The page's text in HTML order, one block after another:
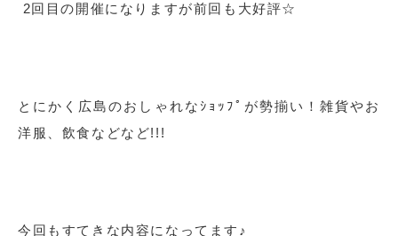
2回目の開催になりますが前回も大好評☆
とにかく広島のおしゃれなｼｮｯﾌﾟが勢揃い！雑貨やお
洋服、飲食などなど!!!
今回もすてきな内容になってます♪